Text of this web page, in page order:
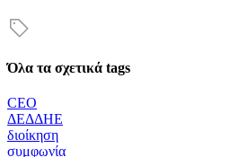
Όλα τα σχετικά tags
CEO
ΔΕΔΔΗΕ
διοίκηση
συμφωνία